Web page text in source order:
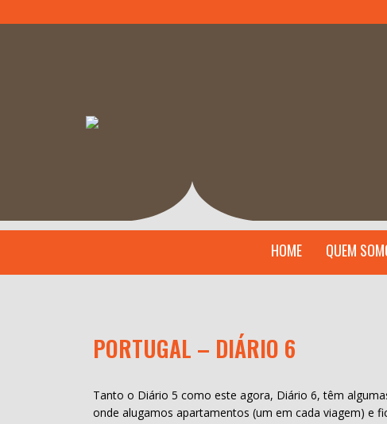
HOME QUEM
PORTUGAL – DIÁRIO 6
Tanto o Diário 5 como este agora, Diário 6, têm
onde alugamos apartamentos (um em cada viagem) e